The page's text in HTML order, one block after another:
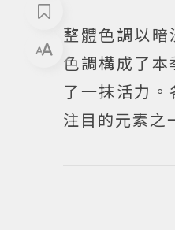
整體色調以
色調構成了
了一抹活力
注目的元素之